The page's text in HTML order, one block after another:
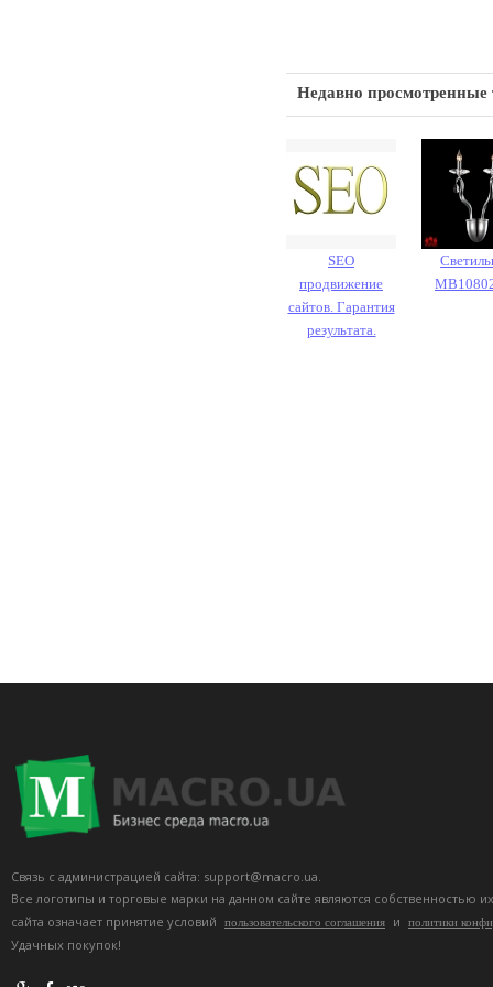
Недавно просмотренные
SEO
продвижение
сайтов. Гарантия
результата.
Связь с администрацией сайта: support@macro.ua.
Все логотипы и торговые марки на данном сайте являются собственностью
сайта означает принятие условий
пользовательского соглашения и политики
Удачных покупок!